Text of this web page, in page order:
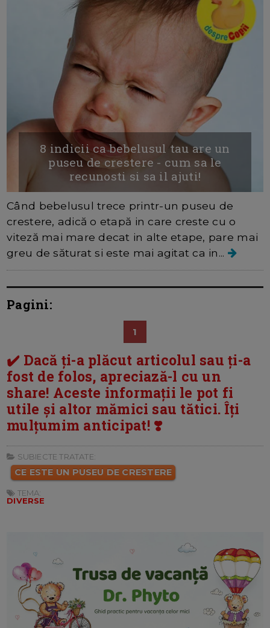
8 indicii ca bebelusul tau are un
puseu de crestere - cum sa le
recunosti si sa il ajuti!
Când bebelusul trece printr-un puseu de
crestere, adică o etapă in care creste cu o
viteză mai mare decat in alte etape, pare mai
greu de săturat si este mai agitat ca in...
Pagini:
1
✔️ Dacă ți-a plăcut articolul sau ți-a
fost de folos, apreciază-l cu un
share! Aceste informații le pot fi
utile și altor mămici sau tătici. Îți
mulțumim anticipat! ❣️
SUBIECTE TRATATE:
CE ESTE UN PUSEU DE CRESTERE
TEMA:
DIVERSE